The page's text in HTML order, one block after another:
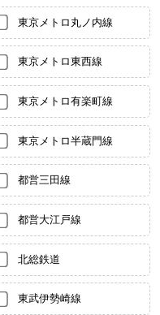
東京メトロ丸ノ内線
東京メトロ東西線
東京メトロ有楽町線
東京メトロ半蔵門線
都営三田線
都営大江戸線
北総鉄道
東武伊勢崎線